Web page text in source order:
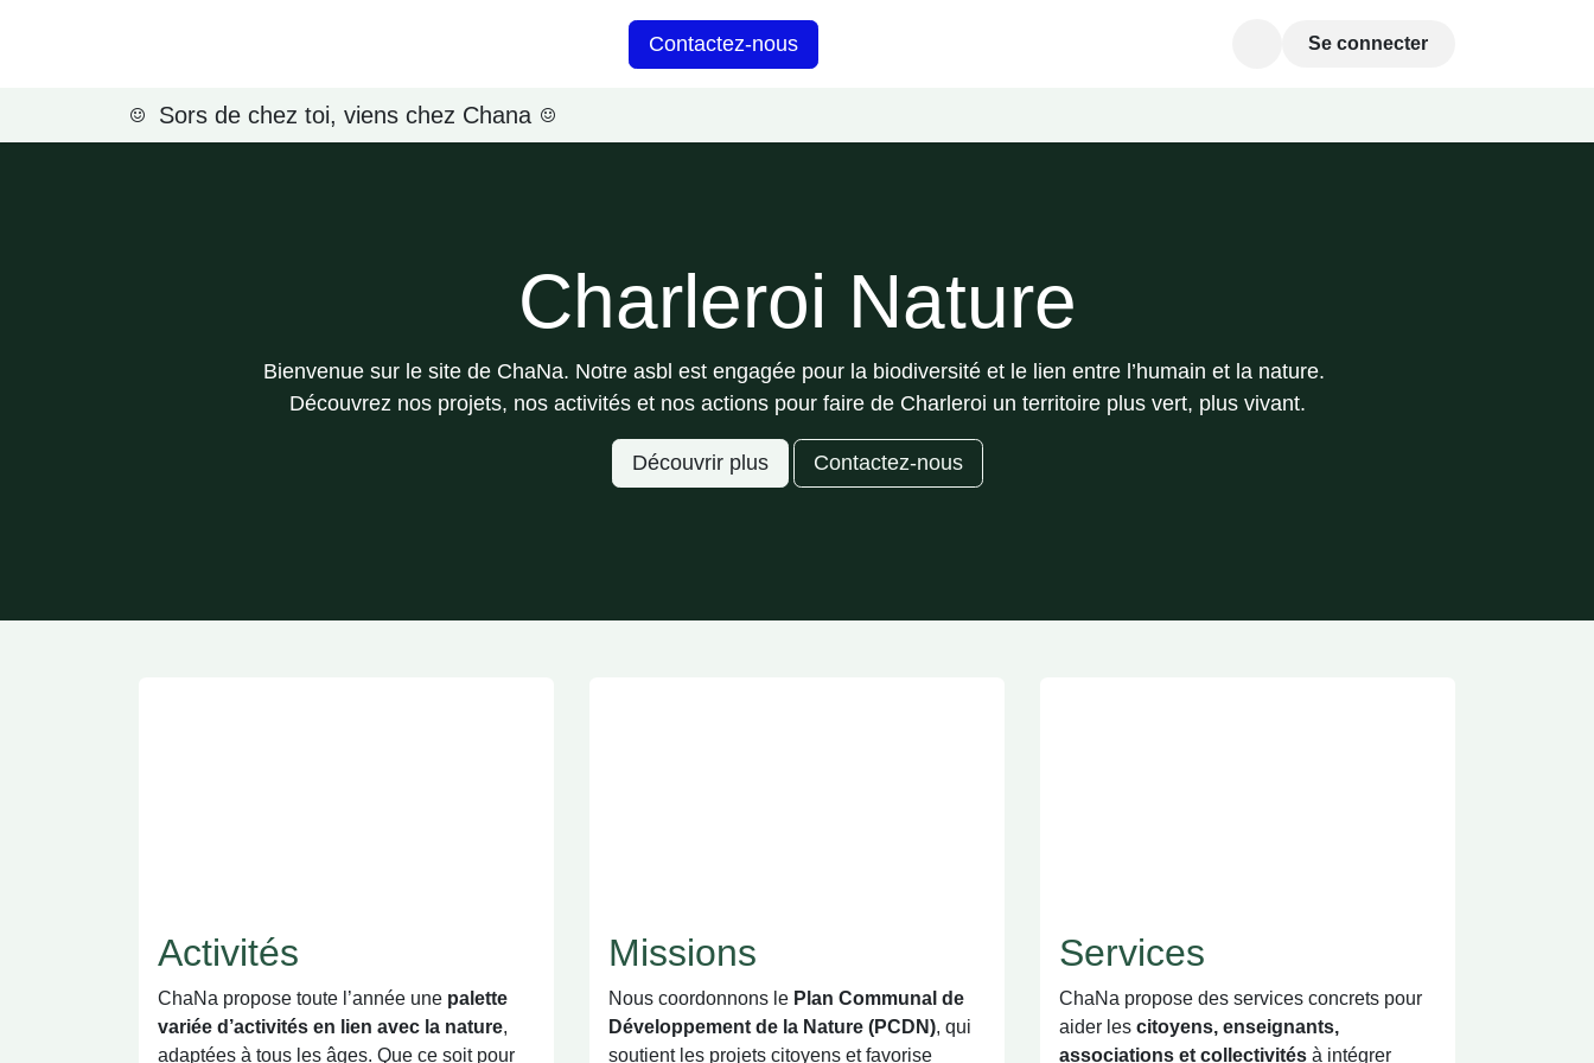
Contactez-nous Se connecter
Sors de chez toi, viens chez Chana
Charleroi Nature
Bienvenue sur le site deChaNa. Notreasbl est engagée pour la biodiversité et le lien entre l’humain et la nature.
Découvrez nos projets, nos activités et nos actions pour faire de Charleroi un territoire plus vert, plus vivant.
Découvrir plus Contactez-nous
Activités
ChaNa propose toute l’année une
palette variée d’activités en lien avec
la nature, adaptées à tous les âges. Que
Missions
Nous coordonnons lePlan Communal de
Développement de la Nature (PCDN),
qui soutient les projets citoyens et
Services
ChaNa propose des services concrets
pour aider lescitoyens, enseignants,
associations et collectivités à intégrer